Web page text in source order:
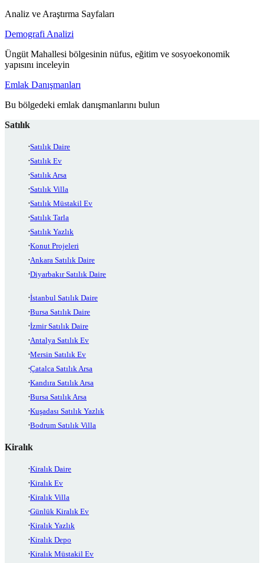
Analiz ve Araştırma Sayfaları
Demografi Analizi
Üngüt Mahallesi bölgesinin nüfus, eğitim ve sosyoekonomik
yapısını inceleyin
Emlak Danışmanları
Bu bölgedeki emlak danışmanlarını bulun
Satılık
Satılık Daire
Satılık Ev
Satılık Arsa
Satılık Villa
Satılık Müstakil Ev
Satılık Tarla
Satılık Yazlık
Konut Projeleri
Ankara Satılık Daire
Diyarbakır Satılık Daire
İstanbul Satılık Daire
Bursa Satılık Daire
İzmir Satılık Daire
Antalya Satılık Ev
Mersin Satılık Ev
Çatalca Satılık Arsa
Kandıra Satılık Arsa
Bursa Satılık Arsa
Kuşadası Satılık Yazlık
Bodrum Satılık Villa
Kiralık
Kiralık Daire
Kiralık Ev
Kiralık Villa
Günlük Kiralık Ev
Kiralık Yazlık
Kiralık Depo
Kiralık Müstakil Ev